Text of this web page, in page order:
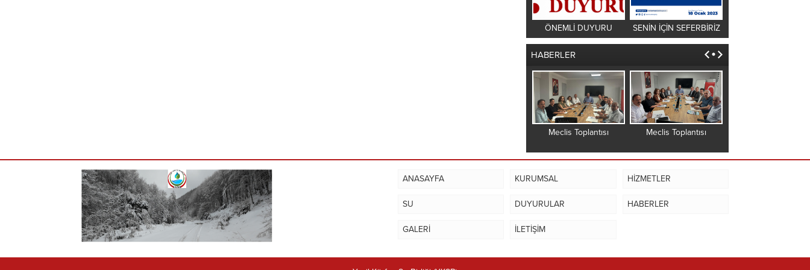
ÖNEMLİ DUYURU SENİN İÇİN SEFERBİRİZ
HABERLER
Meclis Toplantısı Meclis Toplantısı
ANASAYFA KURUMSAL HİZMETLER
SU DUYURULAR HABERLER
GALERİ İLETİŞİM